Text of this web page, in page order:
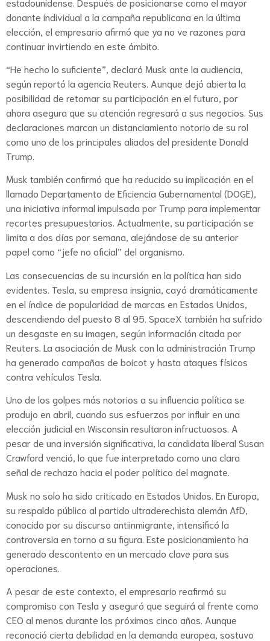
donante individual a la campaña republicana en la última
elección, el empresario afirmó que ya no ve razones para
continuar invirtiendo en este ámbito.
“He hecho lo suficiente”, declaró Musk ante la audiencia,
según reportó la agencia Reuters. Aunque dejó abierta la
posibilidad de retomar su participación en el futuro, por
ahora asegura que su atención regresará a sus negocios. Sus
declaraciones marcan un distanciamiento notorio de su rol
como uno de los principales aliados del presidente Donald
Trump.
Musk también confirmó que ha reducido su implicación en el
llamado Departamento de Eficiencia Gubernamental (DOGE),
una iniciativa informal impulsada por Trump para implementar
recortes presupuestarios. Actualmente, su participación se
limita a dos días por semana, alejándose de su anterior
papel como “jefe no oficial” del organismo.
Las consecuencias de su incursión en la política han sido
evidentes. Tesla, su empresa insignia, cayó dramáticamente
en el índice de popularidad de marcas en Estados Unidos,
descendiendo del puesto 8 al 95. SpaceX también ha sufrido
un desgaste en su imagen, según información citada por
Reuters. La asociación de Musk con la administración Trump
ha generado campañas de boicot y hasta ataques físicos
contra vehículos Tesla.
Uno de los golpes más notorios a su influencia política se
produjo en abril, cuando sus esfuerzos por influir en una
elección judicial en Wisconsin resultaron infructuosos. A
pesar de una inversión significativa, la candidata liberal Susan
Crawford venció, lo que fue interpretado como una clara
señal de rechazo hacia el poder político del magnate.
Musk no solo ha sido criticado en Estados Unidos. En Europa,
su respaldo público al partido ultraderechista alemán AfD,
conocido por su discurso antiinmigrante, intensificó la
controversia en torno a su figura. Este posicionamiento ha
generado descontento en un mercado clave para sus
operaciones.
A pesar de este contexto, el empresario reafirmó su
compromiso con Tesla y aseguró que seguirá al frente como
CEO al menos durante los próximos cinco años. Aunque
reconoció cierta debilidad en la demanda europea, sostuvo